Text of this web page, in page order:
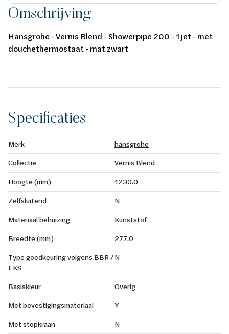
Omschrijving
Hansgrohe - Vernis Blend - Showerpipe 200 - 1 jet - met
douchethermostaat - mat zwart
Specificaties
Merk
hansgrohe
Collectie
Vernis Blend
Hoogte (mm)
1230.0
Zelfsluitend
N
Materiaal behuizing
Kunststof
Breedte (mm)
277.0
Type goedkeuring volgens BBR /
EKS
N
Basiskleur
Overig
Met bevestigingsmateriaal
Y
Met stopkraan
N